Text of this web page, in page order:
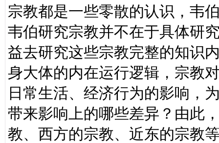
宗教都是一些零散的认识，韦
韦伯研究宗教并不在于具体研
益去研究这些宗教完整的知识
身大体的内在运行逻辑，宗教
日常生活、经济行为的影响，
带来影响上的哪些差异？由此
教、西方的宗教、近东的宗教